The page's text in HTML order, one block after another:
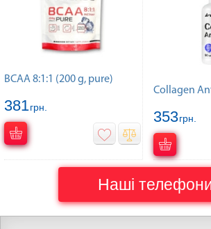
BCAA 8:1:1 (200 g, pure)
381грн.
Collagen
353грн.
Наші